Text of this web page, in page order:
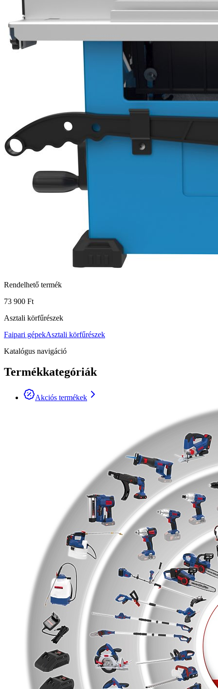
Rendelhető termék
73 900 Ft
Asztali körfűrészek
Faipari gépekAsztali körfűrészek
Katalógus navigáció
Termékkategóriák
Akciós termékek